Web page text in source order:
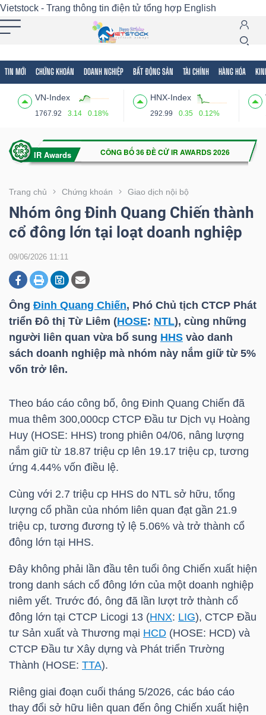
Vietstock - Trang thông tin điện tử tổng hợp English
TIN MỚI CHỨNG KHOÁN DOANH NGHIỆP BẤT ĐỘNG SẢN TÀI CHÍNH HÀNG HÓA
VN-Index
1767.92 3.14 0.18%
HNX-Index
292.99 0.35 0.12%
Trang chủ Chứng khoán Giao dịch nội bộ
Nhóm ông Đinh Quang Chiến thành
cổ đông lớn tại loạt doanh nghiệp
09/06/2026 11:11
Ông Đinh Quang Chiến, Phó Chủ tịch CTCP Phát
triển Đô thị Từ Liêm (HOSE: NTL), cùng những
người liên quan vừa bổ sung HHS vào danh
sách doanh nghiệp mà nhóm này nắm giữ từ 5%
vốn trở lên.
Theo báo cáo công bố, ông Đinh Quang Chiến đã
mua thêm 300,000cp CTCP Đầu tư Dịch vụ Hoàng
Huy (HOSE: HHS) trong phiên 04/06, nâng lượng
nắm giữ từ 18.87 triệu cp lên 19.17 triệu cp, tương
ứng 4.44% vốn điều lệ.
Cùng với 2.7 triệu cp HHS do NTLsở hữu, tổng
lượng cổ phần của nhóm liên quan đạt gần 21.9
triệu cp, tương đương tỷ lệ 5.06% và trở thành cổ
đông lớn tại HHS.
Đây không phải lần đầu tên tuổi ông Chiến xuất hiện
trong danh sách cổ đông lớn của một doanh nghiệp
niêm yết. Trước đó, ông đã lần lượt trở thành cổ
đông lớn tại CTCP Licogi 13 (HNX: LIG), CTCP Đầu
tư Sản xuất và Thương mại HCD (HOSE: HCD) và
CTCP Đầu tư Xây dựng và Phát triển Trường
Thành (HOSE: TTA).
Riêng giai đoạn cuối tháng 5/2026, các báo cáo
thay đổi sở hữu liên quan đến ông Chiến xuất hiện
Tất cả Tính năng Ngành Mã chứng khoán
Tính
(-)
VIETSTOCK
CHỨNG
DOANH
NGHIỆP
TÀI
HÀNG
KINH
TẾ
GIỚI